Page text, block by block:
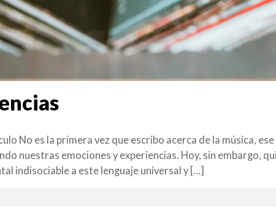
No es la primera vez que escribo acerca de la música,
nuestras emociones y experiencias. Hoy, sin embargo,
indisociable a este lenguaje universal y […]